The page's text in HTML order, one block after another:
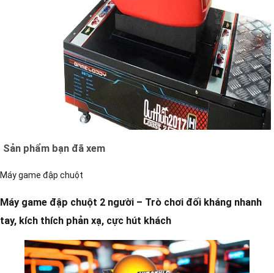
Sản phẩm bạn đã xem
Máy game đập chuột
Máy game đập chuột 2 người – Trò chơi đối kháng nhanh
tay, kích thích phản xạ, cực hút khách